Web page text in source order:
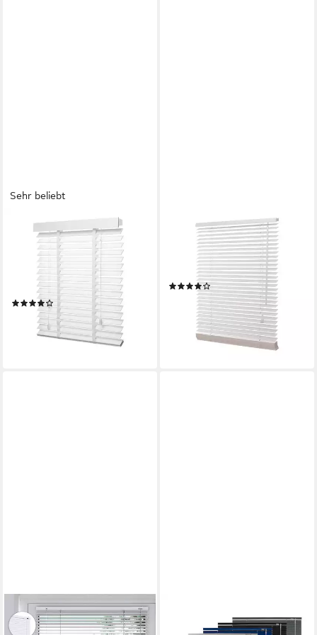
Sehr beliebt
VENTANARA
Jalousie Jalousie Holzjalousie
matt Premium Holz Rollo
Echtholz 50mm, Wand- bzw.
Deckenmontage, Lindenholz
(129)
ab 79,95 €
lieferbar - in 3-4 Werktagen bei dir
VENTANARA
Jalousie Jalousie Holzjalousie
Holz Rollo Plissee Echtholz
Lamelle 35mm
(168)
ab 28,95 €
lieferbar - in 3-4 Werktagen bei dir
+1
SONELLO
Jalousie Klemmfix ohne u. mit
Jalousie Alujalousie ohne